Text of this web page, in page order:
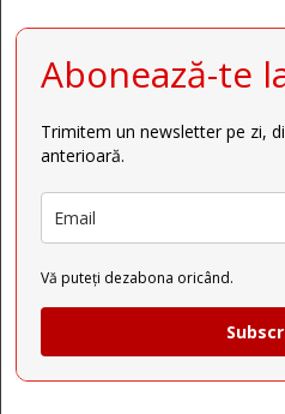
Abonează-te
Trimitem un newsletter pe zi,
anterioară.
Vă puteți dezabona oricând.